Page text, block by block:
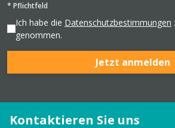
* Pflichtfeld
Ich habe die Datenschutzbestimmungen
genommen.
Jetzt anmelden
Kontaktieren Sie uns